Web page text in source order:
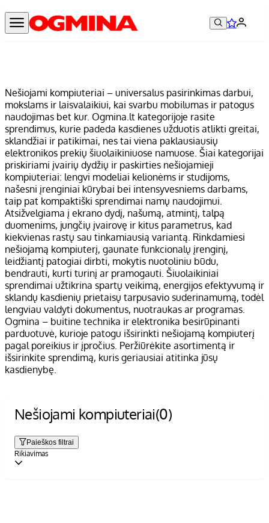
Nešiojami kompiuteriai – universalus pasirinkimas darbui,
mokslams ir laisvalaikiui, kai svarbu mobilumas ir patogus
naudojimas bet kur. Ogmina.lt kategorijoje rasite
sprendimus, kurie padeda kasdienes užduotis atlikti greitai,
sklandžiai ir patikimai, nes tai viena paklausiausių
elektronikos prekių šiuolaikiniuose namuose. Šiai kategorijai
priskiriami įvairių dydžių ir paskirties nešiojamieji
kompiuteriai: lengvi modeliai kelionėms ir studijoms,
našesni įrenginiai kūrybai bei intensyvesniems darbams,
taip pat kompaktiški sprendimai namų naudojimui.
Atsižvelgiama į ekrano dydį, našumą, atmintį, talpą
duomenims, jungčių įvairovę ir kitus parametrus, kad
kiekvienas rastų sau tinkamiausią variantą. Rinkdamiesi
nešiojamą kompiuterį, gaunate funkcionalų įrenginį,
leidžiantį patogiai dirbti, mokytis nuotoliniu būdu,
bendrauti, kurti turinį ar pramogauti. Šiuolaikiniai
sprendimai užtikrina spartų veikimą, energijos efektyvumą ir
sklandų kasdienių prietaisų tarpusavio suderinamumą, todėl
lengviau valdyti dokumentus, nuotraukas ar programas.
Ogmina – buitine technika ir elektronika besirūpinanti
parduotuvė, kurioje patogu išsirinkti nešiojamą kompiuterį
pagal poreikius ir įpročius. Peržiūrėkite asortimentą ir
išsirinkite sprendimą, kuris geriausiai atitinka jūsų
kasdienybę.
Nešiojami kompiuteriai(0)
Paieškos filtrai
Rikiavimas